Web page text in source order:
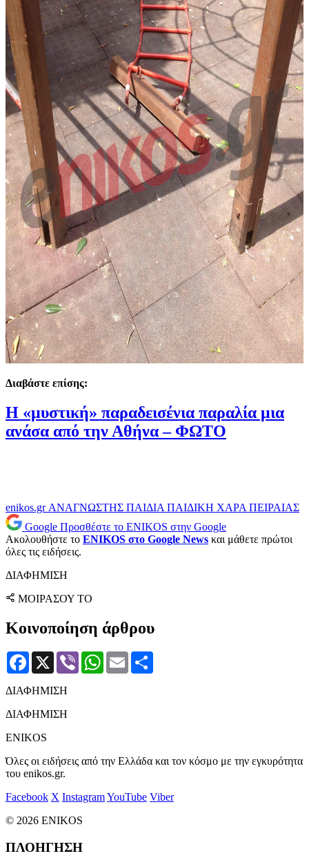
Διαβάστε επίσης:
Η «μυστική» παραδεισένια παραλία μια
ανάσα από την Αθήνα – ΦΩΤΟ
enikos.gr ΑΝΑΓΝΩΣΤΗΣ ΠΑΙΔΙΑ ΠΑΙΔΙΚΗ ΧΑΡΑ ΠΕΙΡΑΙΑΣ
Google Προσθέστε το ENIKOS στην Google
Ακολουθήστε το ENIKOS στο Google News και μάθετε πρώτοι
όλες τις ειδήσεις.
ΔΙΑΦΗΜΙΣΗ
ΜΟΙΡΑΣΟΥ ΤΟ
Κοινοποίηση άρθρου
Facebook
X Viber WhatsApp
Email
ΔΙΑΦΗΜΙΣΗ
ΔΙΑΦΗΜΙΣΗ
ENIKOS
Όλες οι ειδήσεις από την Ελλάδα και τον κόσμο με την εγκυρότητα
του enikos.gr.
Facebook X InstagramYouTube Viber
© 2026 ENIKOS
ΠΛΟΗΓΗΣΗ